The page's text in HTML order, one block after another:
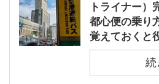
トライナー）
都心便の乗り
覚えておくと
続